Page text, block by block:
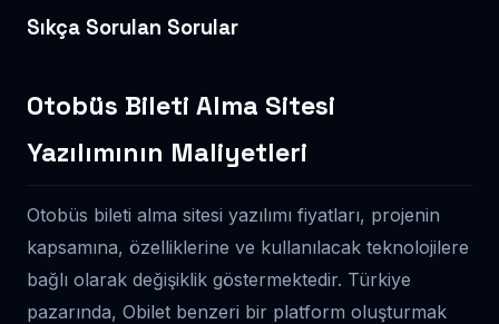
Sıkça Sorulan Sorular
Otobüs Bileti Alma Sitesi
Yazılımının Maliyetleri
Otobüs bileti alma sitesi yazılımı fiyatları, projenin
kapsamına, özelliklerine ve kullanılacak teknolojilere
bağlı olarak değişiklik göstermektedir. Türkiye
pazarında, Obilet benzeri bir platform oluşturmak